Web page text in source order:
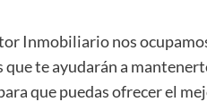
Inmobiliario nos
te ayudarán a
que puedas ofrecer el